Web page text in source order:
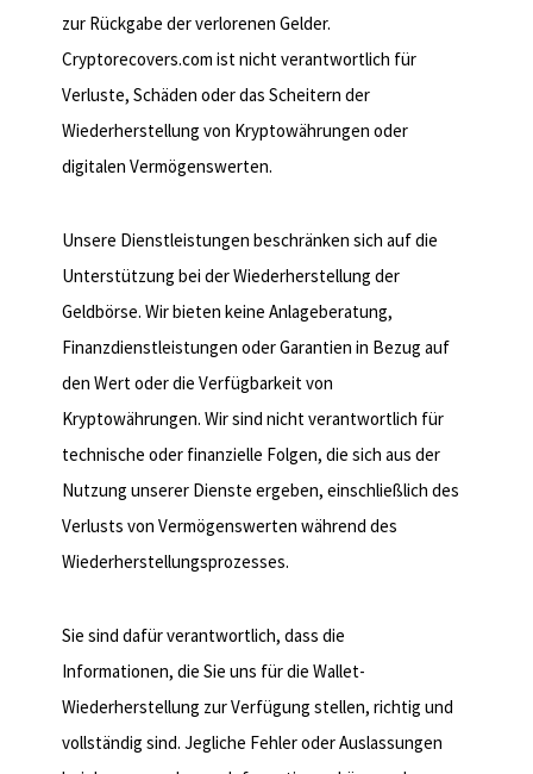
zur Rückgabe der verlorenen Gelder.
Cryptorecovers.com ist nicht verantwortlich für
Verluste, Schäden oder das Scheitern der
Wiederherstellung von Kryptowährungen oder
digitalen Vermögenswerten.
Unsere Dienstleistungen beschränken sich auf die
Unterstützung bei der Wiederherstellung der
Geldbörse. Wir bieten keine Anlageberatung,
Finanzdienstleistungen oder Garantien in Bezug auf
den Wert oder die Verfügbarkeit von
Kryptowährungen. Wir sind nicht verantwortlich für
technische oder finanzielle Folgen, die sich aus der
Nutzung unserer Dienste ergeben, einschließlich des
Verlusts von Vermögenswerten während des
Wiederherstellungsprozesses.
Sie sind dafür verantwortlich, dass die
Informationen, die Sie uns für die Wallet-
Wiederherstellung zur Verfügung stellen, richtig und
vollständig sind. Jegliche Fehler oder Auslassungen